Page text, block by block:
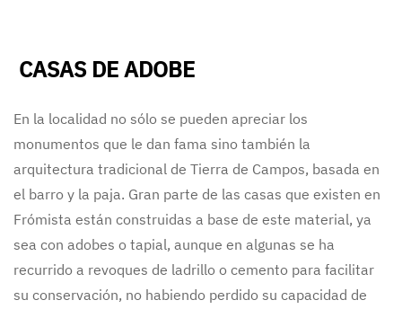
CASAS DE ADOBE
En la localidad no sólo se pueden apreciar los
monumentos que le dan fama sino también la
arquitectura tradicional de Tierra de Campos, basada en
el barro y la paja. Gran parte de las casas que existen en
Frómista están construidas a base de este material, ya
sea con adobes o tapial, aunque en algunas se ha
recurrido a revoques de ladrillo o cemento para facilitar
su conservación, no habiendo perdido su capacidad de